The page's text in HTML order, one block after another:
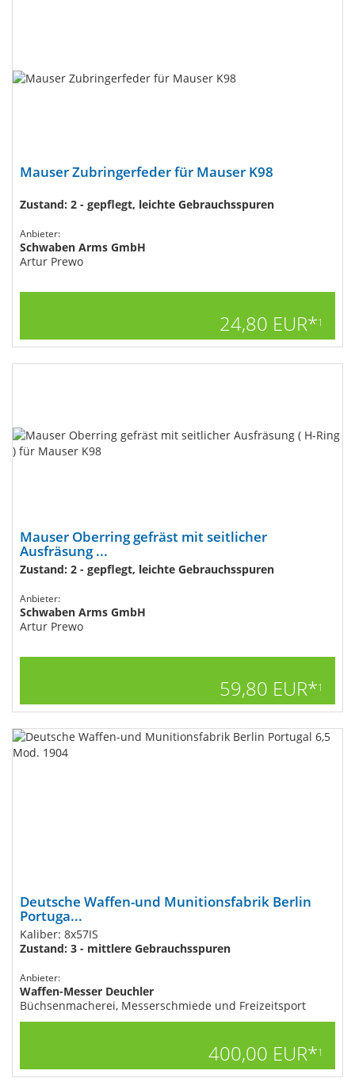
Mauser Zubringerfeder für Mauser K98
Zustand: 2 - gepflegt, leichte Gebrauchsspuren
Anbieter:
Schwaben Arms GmbH
Artur Prewo
24,80 EUR*1
Mauser Oberring gefräst mit seitlicher
Ausfräsung ...
Zustand: 2 - gepflegt, leichte Gebrauchsspuren
Anbieter:
Schwaben Arms GmbH
Artur Prewo
59,80 EUR*1
Deutsche Waffen-und Munitionsfabrik Berlin
Portuga...
Kaliber: 8x57IS
Zustand: 3 - mittlere Gebrauchsspuren
Anbieter:
Waffen-Messer Deuchler
Büchsenmacherei, Messerschmiede und Freizeitsport
400,00 EUR*1